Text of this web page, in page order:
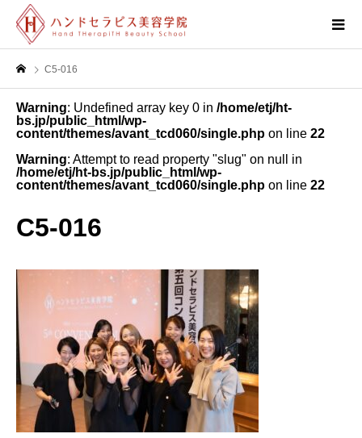
C5-016
Warning: Undefined array key 0 in /home/etj/ht-
bs.jp/public_html/wp-
content/themes/avant_tcd060/single.php on line 22
Warning: Attempt to read property "slug" on null in
/home/etj/ht-bs.jp/public_html/wp-
content/themes/avant_tcd060/single.php on line 22
C5-016